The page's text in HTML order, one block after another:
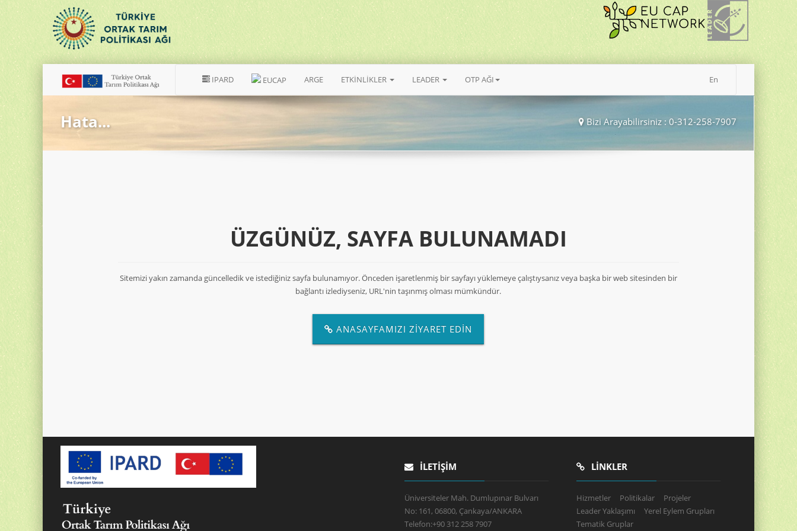
IPARD EUCAP ARGE ETKİNLİKLER LEADER OTP AĞI En
Hata... Bizi Arayabilirsiniz : 0-312-258-7907
ÜZGÜNÜZ, SAYFA BULUNAMADI
Sitemizi yakın zamanda güncelledik ve istediğiniz sayfa bulunamıyor. Önceden işaretlenmiş bir sayfayı yüklemeye çalıştıysanız veya başka bir web sitesinden bir
bağlantı izlediyseniz, URL'nin taşınmış olması mümkündür.
ANASAYFAMIZI ZİYARET EDİN
İLETIŞIM
Üniversiteler Mah. Dumlupınar Bulvarı
No: 161, 06800, Çankaya/ANKARA
Telefon:+90 312 258 7907
LINKLER
Hizmetler Politikalar
Projeler
Leader Yaklaşımı
Yerel Eylem Grupları
Tematik Gruplar